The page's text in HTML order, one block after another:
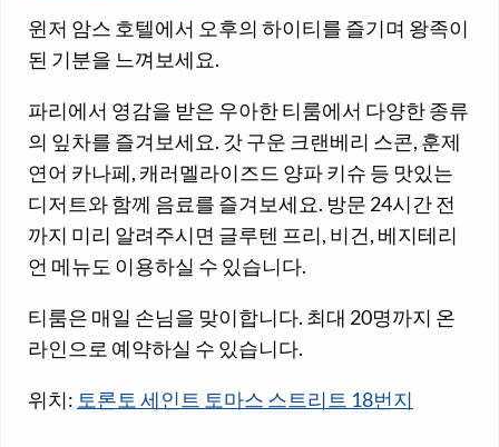
윈저 암스 호텔에서 오후의 하이티를 즐기며 왕족이
된 기분을 느껴보세요.
파리에서 영감을 받은 우아한 티룸에서 다양한 종류
의 잎차를 즐겨보세요. 갓 구운 크랜베리 스콘, 훈제
연어 카나페, 캐러멜라이즈드 양파 키슈 등 맛있는
디저트와 함께 음료를 즐겨보세요. 방문 24시간 전
까지 미리 알려주시면 글루텐 프리, 비건, 베지테리
언 메뉴도 이용하실 수 있습니다.
티룸은 매일 손님을 맞이합니다. 최대 20명까지 온
라인으로 예약하실 수 있습니다.
위치: 토론토 세인트 토마스 스트리트 18번지